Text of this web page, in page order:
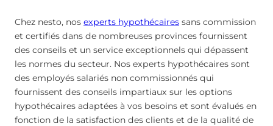
Chez nesto, nos experts hypothécaires sans commission
et certifiés dans de nombreuses provinces fournissent
des conseils et un service exceptionnels qui dépassent
les normes du secteur. Nos experts hypothécaires sont
des employés salariés non commissionnés qui
fournissent des conseils impartiaux sur les options
hypothécaires adaptées à vos besoins et sont évalués en
fonction de la satisfaction des clients et de la qualité de